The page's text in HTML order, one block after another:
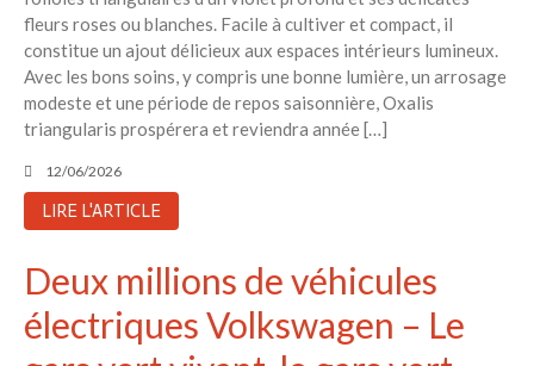
fleurs roses ou blanches. Facile à cultiver et compact, il
constitue un ajout délicieux aux espaces intérieurs lumineux.
Avec les bons soins, y compris une bonne lumière, un arrosage
modeste et une période de repos saisonnière, Oxalis
triangularis prospérera et reviendra année […]
12/06/2026
LIRE L'ARTICLE
Deux millions de véhicules
électriques Volkswagen – Le